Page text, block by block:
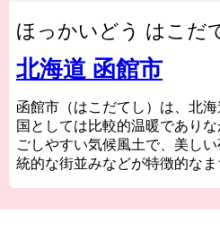
ほっかいどう はこだ
北海道 函館市
函館市（はこだてし）は、北
国としては比較的温暖であり
ごしやすい気候風土で、美し
統的な街並みなどが特徴的なま